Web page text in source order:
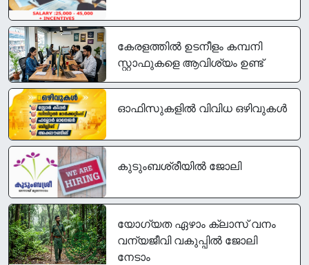
കേരളത്തിൽ ഉടനീളം കമ്പനി
സ്റ്റാഫുകളെ ആവിശ്യം ഉണ്ട്
ഓഫിസുകളിൽ വിവിധ ഒഴിവുകൾ
കുടുംബശ്രീയിൽ ജോലി
യോഗ്യത ഏഴാം ക്ലാസ് വനം
വന്യജീവി വകുപ്പിൽ ജോലി
നേടാം